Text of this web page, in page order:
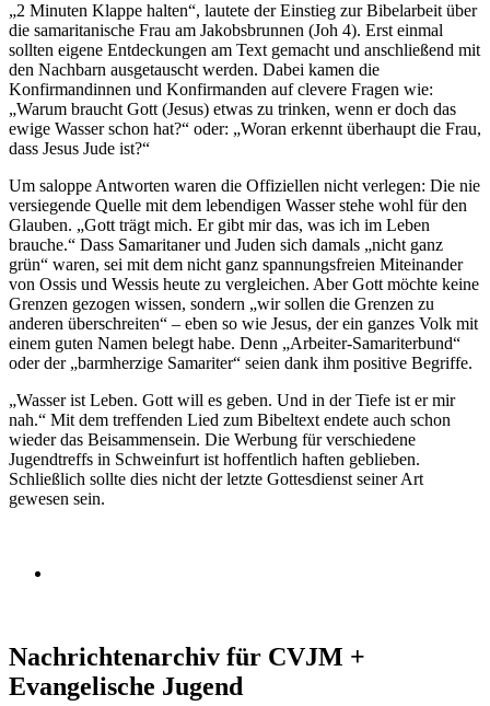
„2 Minuten Klappe halten“, lautete der Einstieg zur Bibelarbeit über
die samaritanische Frau am Jakobsbrunnen (Joh 4). Erst einmal
sollten eigene Entdeckungen am Text gemacht und anschließend mit
den Nachbarn ausgetauscht werden. Dabei kamen die
Konfirmandinnen und Konfirmanden auf clevere Fragen wie:
„Warum braucht Gott (Jesus) etwas zu trinken, wenn er doch das
ewige Wasser schon hat?“ oder: „Woran erkennt überhaupt die Frau,
dass Jesus Jude ist?“
Um saloppe Antworten waren die Offiziellen nicht verlegen: Die nie
versiegende Quelle mit dem lebendigen Wasser stehe wohl für den
Glauben. „Gott trägt mich. Er gibt mir das, was ich im Leben
brauche.“ Dass Samaritaner und Juden sich damals „nicht ganz
grün“ waren, sei mit dem nicht ganz spannungsfreien Miteinander
von Ossis und Wessis heute zu vergleichen. Aber Gott möchte keine
Grenzen gezogen wissen, sondern „wir sollen die Grenzen zu
anderen überschreiten“ – eben so wie Jesus, der ein ganzes Volk mit
einem guten Namen belegt habe. Denn „Arbeiter-Samariterbund“
oder der „barmherzige Samariter“ seien dank ihm positive Begriffe.
„Wasser ist Leben. Gott will es geben. Und in der Tiefe ist er mir
nah.“ Mit dem treffenden Lied zum Bibeltext endete auch schon
wieder das Beisammensein. Die Werbung für verschiedene
Jugendtreffs in Schweinfurt ist hoffentlich haften geblieben.
Schließlich sollte dies nicht der letzte Gottesdienst seiner Art
gewesen sein.
Nachrichtenarchiv für CVJM +
Evangelische Jugend